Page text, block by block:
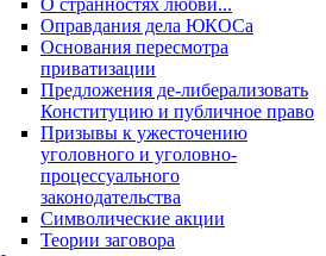
О странностях любви...
Оправдания дела ЮКОСа
Основания пересмотра
приватизации
Предложения де-либерализовать
Конституцию и публичное право
Призывы к ужесточению
уголовного и уголовно-
процессуального
законодательства
Символические акции
Теории заговора